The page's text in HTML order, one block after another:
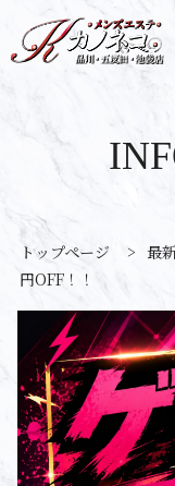
トップページ > 最
円OFF！！